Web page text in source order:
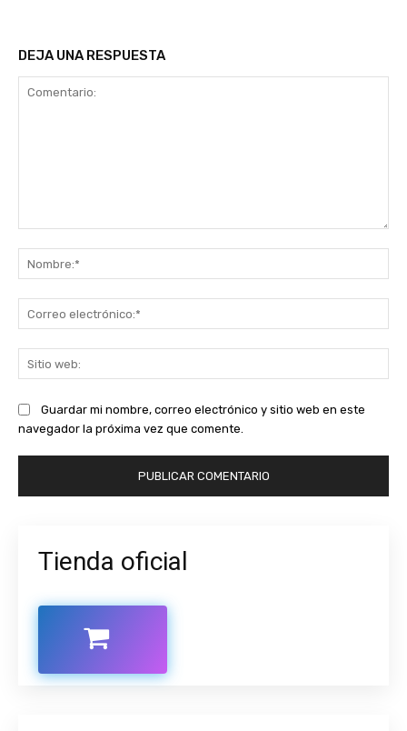
DEJA UNA RESPUESTA
Guardar mi nombre, correo electrónico y sitio web en este
navegador la próxima vez que comente.
Tienda oficial